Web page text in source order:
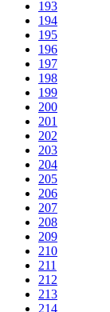
193
194
195
196
197
198
199
200
201
202
203
204
205
206
207
208
209
210
211
212
213
214